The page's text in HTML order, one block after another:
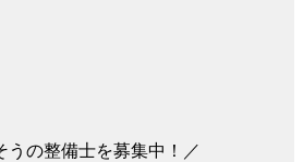
うの整備士を募集中！／